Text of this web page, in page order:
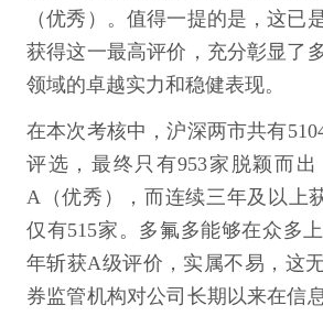
（优秀）。值得一提的是，这已
获得这一最高评价，充分彰显了
领域的卓越实力和稳健表现。
在本次考核中，沪深两市共有
评选，最终只有953家脱颖而
A（优秀），而连续三年及以上
仅有515家。多氟多能够在众多
年斩获A级评价，实属不易，这
券监管机构对公司长期以来在信